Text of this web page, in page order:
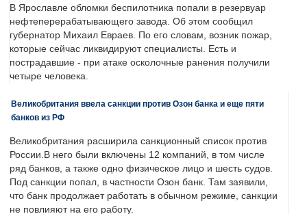
В Ярославле обломки беспилотника попали в резервуар
нефтеперерабатывающего завода. Об этом сообщил
губернатор Михаил Евраев. По его словам, возник пожар,
которые сейчас ликвидируют специалисты. Есть и
пострадавшие - при атаке осколочные ранения получили
четыре человека.
Великобритания ввела санкции против Озон банка и еще пяти
банков из РФ
Великобритания расширила санкционный список против
России.В него были включены 12 компаний, в том числе
ряд банков, а также одно физическое лицо и шесть судов.
Под санкции попал, в частности Озон банк. Там заявили,
что банк продолжает работать в обычном режиме, санкции
не повлияют на его работу.